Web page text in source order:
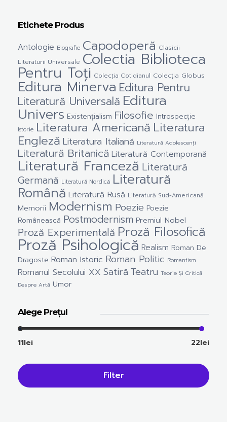
Etichete Produs
Antologie Biografie Capodoperă Clasicii
Literaturii Universale Colectia Biblioteca
Pentru Toți Colecția Cotidianul Colecția Globus
Editura Minerva Editura Pentru
Literatură Universală Editura
Univers Existențialism Filosofie Introspecție
Istorie Literatura Americană Literatura
Engleză Literatura Italiană Literatură Adolescenți
Literatură Britanică Literatură Contemporană
Literatură Franceză Literatură
Germană Literatură Nordică Literatură
Română Literatură Rusă Literatură Sud-Americană
Memorii Modernism Poezie Poezie
Românească Postmodernism Premiul Nobel
Proză Experimentală Proză Filosofică
Proză Psihologică Realism Roman De
Dragoste Roman Istoric Roman Politic Romantism
Romanul Secolului XX Satiră Teatru Teorie Și Critică
Despre Artă Umor
Alege Prețul
11lei 22lei
Filter